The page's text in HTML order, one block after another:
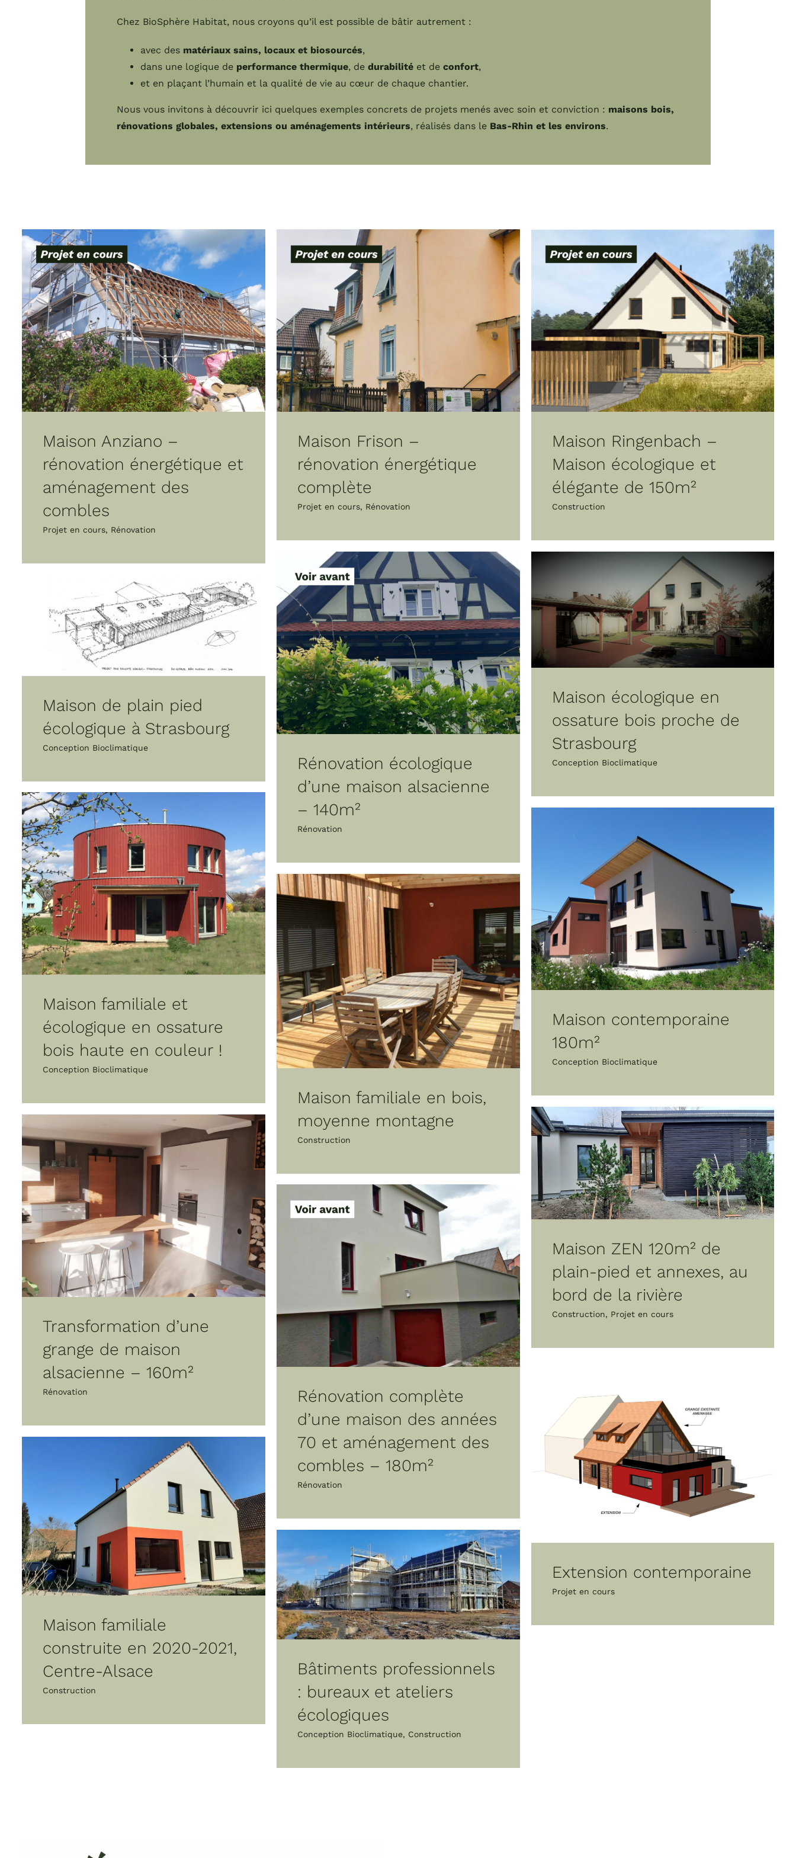
Chez BioSphère Habitat, nous croyons qu’il est possible de bâtir autrement :
avec des matériaux sains, locaux et biosourcés,
dans une logique de performance thermique, de durabilitéet de confort,
et en plaçant l’humain et la qualité de vie au cœur de chaque chantier.
Nous vous invitons à découvrir ici quelques exemples concrets de projets menés avec soin et conviction : maisons bois,
rénovations globales, extensions ou aménagements intérieurs, réalisés dans le Bas-Rhin et les environs.
Maison Anziano –
rénovation énergétique et
aménagement des
combles
Projet en cours, Rénovation
Maison Frison –
rénovation énergétique
complète
Projet en cours, Rénovation
Maison Ringenbach –
Maison écologique et
élégante de 150m²
Construction
Rénovation écologique
d’une maison alsacienne
– 140m²
Rénovation
Maison écologique en
ossature bois proche de
Strasbourg
Conception Bioclimatique
Maison de plain pied
écologique à Strasbourg
Conception Bioclimatique
Maison familiale et
écologique en ossature
bois haute en couleur !
Conception Bioclimatique
Maison contemporaine
180m²
Conception Bioclimatique
Maison familiale en bois,
moyenne montagne
Construction
Maison ZEN 120m² de
plain-pied et annexes, au
bord de la rivière
Construction, Projet en cours
Transformation d’une
grange de maison
alsacienne – 160m²
Rénovation
Rénovation complète
d’une maison des années
70 et aménagement des
combles – 180m²
Rénovation
Extension contemporaine
Projet en cours
Maison familiale
construite en 2020-2021,
Centre-Alsace
Construction
Bâtiments professionnels
: bureaux et ateliers
écologiques
Conception Bioclimatique, Construction